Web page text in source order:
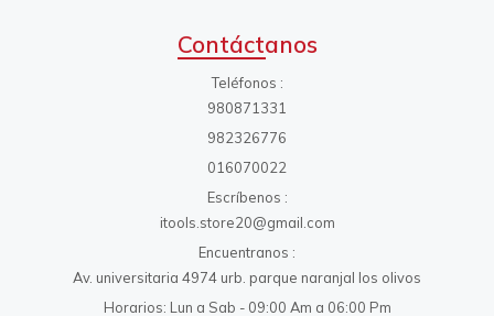
Contáctanos
Teléfonos
980871331
982326776
016070022
Escríbenos
itools.store20@gmail.com
Encuentranos
Av. universitaria 4974 urb. parque naranjal los olivos
Horarios: Lun a Sab - 09:00 Am a 06:00 Pm